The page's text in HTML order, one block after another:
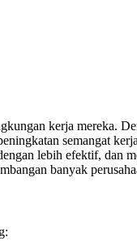
kerja mereka.
semangat
lebih efektif, dan
banyak